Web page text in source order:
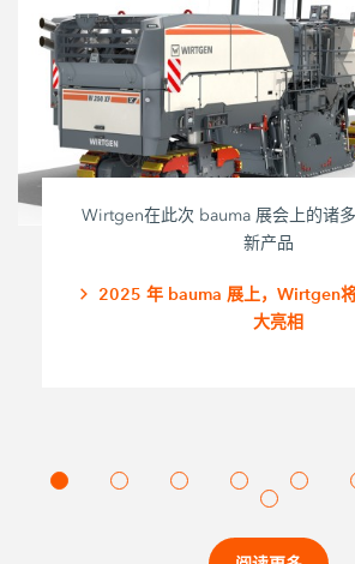
Wirtgen在此次 bauma 展会上的诸
新产品
2025 年 bauma 展上，Wirtgen
大亮相